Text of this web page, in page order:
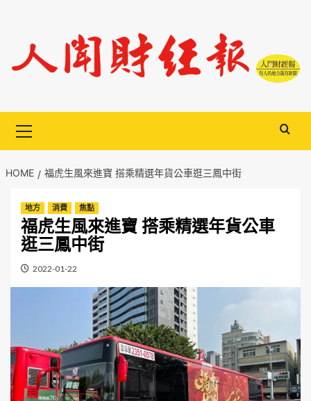
content
Menu
HOME 福虎生風來進寶 搭乘精選年貨公車逛三鳳中街
地方 消費 焦點
福虎生風來進寶 搭乘精選年貨公車
逛三鳳中街
2022-01-22